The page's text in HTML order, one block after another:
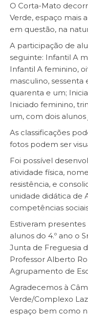
O Corta-Mato
Verde, espaço mais
em questão, na
A participação de
seguinte: Infantil A
Infantil A feminino,
masculino,
quarenta e um;
Iniciado feminino,
um, com dois
As classificações
fotos podem ser
Foi possível
atividade física,
resistência, e
unidade didática de
competências
Estiveram
alunos do 4.º ano o
Junta de Freguesia
Professor Alberto
Agrupamento de
Agradecemos à
Verde/Complexo
espaço bem como